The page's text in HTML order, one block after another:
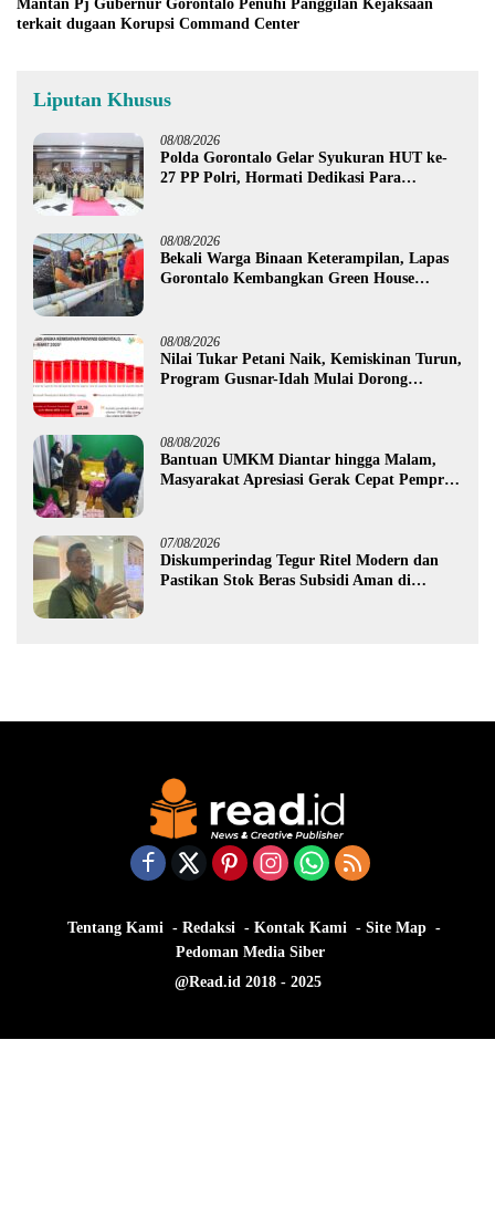
Mantan Pj Gubernur Gorontalo Penuhi Panggilan Kejaksaan
terkait dugaan Korupsi Command Center
Liputan Khusus
08/08/2026
Polda Gorontalo Gelar Syukuran HUT ke-
27 PP Polri, Hormati Dedikasi Para
08/08/2026
Bekali Warga Binaan Keterampilan, Lapas
Gorontalo Kembangkan Green House
08/08/2026
Nilai Tukar Petani Naik, Kemiskinan Turun,
Program Gusnar-Idah Mulai Dorong
08/08/2026
Bantuan UMKM Diantar hingga Malam,
Masyarakat Apresiasi Gerak Cepat Pemprov
07/08/2026
Diskumperindag Tegur Ritel Modern dan
Pastikan Stok Beras Subsidi Aman di
Tentang Kami Redaksi Kontak Kami
Site Map
Pedoman Media Siber
@Read.id 2018 - 2025